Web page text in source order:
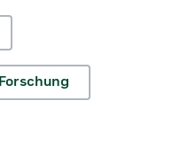
Forschung